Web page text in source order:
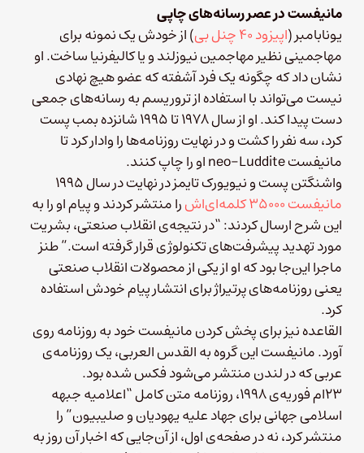
مانیفست در عصر رسانه‌های چاپی
یونابامبر (اپیزود ۴۰ چنل بی
) از خودش یک نمونه برای
مهاجمینی نظیر مهاجمین نیوزلند و یا کالیفرنیا ساخت. او
نشان داد که چگونه یک فرد آشفته که عضو هیچ نهادی
نیست می‌تواند با استفاده از تروریسم به رسانه‌های جمعی
دست پیدا کند. او از سال ۱۹۷۸ تا ۱۹۹۵ شانزده بمب پست
کرد، سه نفر را کشت و در نهایت روزنامه‌ها را وادار کرد تا
مانیفست neo-Luddite او را چاپ کنند.
واشنگتن پست و نیویورک تایمز در نهایت در سال ۱۹۹۵
مانیفست ۳۵۰۰۰ کلمه‌ای‌اش
را منتشر کردند و پیام او را به
این شرح ارسال کردند: “در نتیجه‌ی انقلاب صنعتی، بشریت
مورد تهدید پیشرفت‌های تکنولوژی قرار گرفته است.” طنز
ماجرا این‌جا بود که او از یکی از محصولات انقلاب صنعتی
یعنی روزنامه‌های پرتیراژ برای انتشار پیام خودش استفاده
کرد.
القاعده نیز برای پخش کردن مانیفست خود به روزنامه روی
آورد. مانیفست این گروه به القدس العربی، یک روزنامه‌ی
عربی که در لندن منتشر می‌شود فکس شده بود.
23ام فوریه‌ی ۱۹۹۸، روزنامه متن کامل “اعلامیه جبهه
اسلامی جهانی برای جهاد علیه یهودیان و صلیبیون” را
منتشر کرد، نه در صفحه‌ی اول، از آن‌جایی که اخبار آن روز به